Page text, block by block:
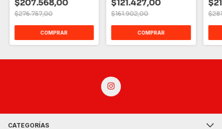
$207.568,00
$276.757,00
COMPRAR
$121.427,00
$161.902,00
COMPRAR
CATEGORÍAS